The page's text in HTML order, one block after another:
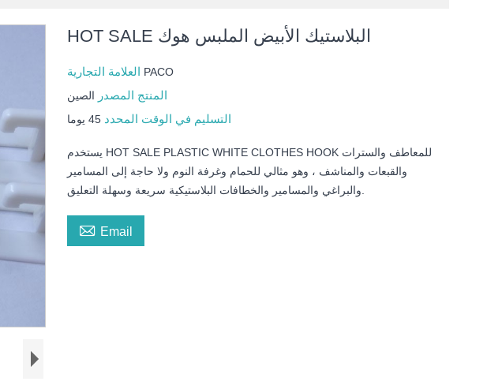
HOT SALE البلاستيك الأبيض الملبس هوك
PACO
المنتج المصدر الصين
التسليم في الوقت المحدد 45 يوما
يستخدم HOT SALE PLASTIC WHITE CLOTHES HOOK للمعاطف والسترات
والقبعات والمناشف ، وهو مثالي للحمام وغرفة النوم ولا حاجة إلى المسامير
والبراغي والمسامير والخطافات البلاستيكية سريعة وسهلة التعليق.
 Email